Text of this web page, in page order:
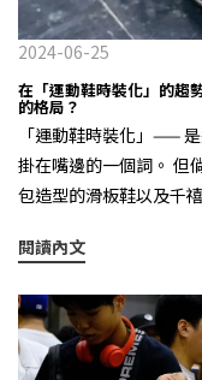
寬鬆剪裁設計讓日常穿
感，運動、出門都能輕
買：https://lihi.cc/
沒有帶傘，黑色百搭有
在猶豫下雨天該穿什麼
天再也不用出門搭配！
2024-06-25
在「運動鞋時裝化」的趨
的格局？
「運動鞋時裝化」——
掛在嘴邊的一個詞。 但倘若去深挖這個趨勢，在以復古籃球鞋、麵
包造型的滑板鞋以及千
Lanvin Curb 都開始有點
著業績奇蹟。 Miu Miu x New Balance 530 SL 特別是 New
Balance 這個來自美國
閱讀內文